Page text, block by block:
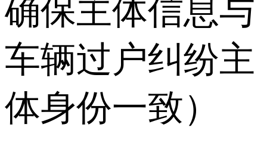
确保主体信息与
车辆过户纠纷主
体身份一致）